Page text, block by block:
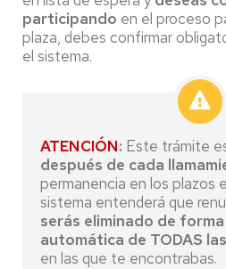
participando en el proceso
plaza, debes confirmar
el sistema.
ATENCIÓN: Este trámite
después de cada
permanencia en los plazos
sistema entenderá que
serás eliminado de
automática de TODAS
en las que te encontrabas.